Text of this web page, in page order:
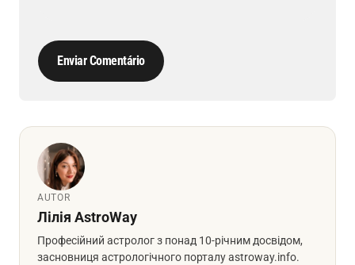
Enviar Comentário
AUTOR
Лілія AstroWay
Професійний астролог з понад 10-річним досвідом,
засновниця астрологічного порталу astroway.info.